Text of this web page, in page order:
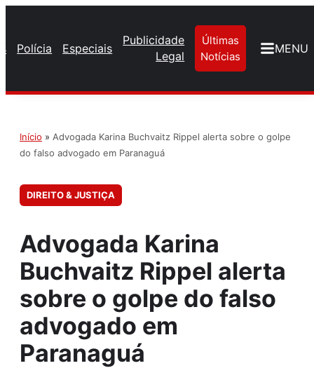
Polícia Especiais
Publicidade
Legal
Últimas
Notícias
MENU
Início » Advogada Karina Buchvaitz Rippel alerta sobre o golpe
do falso advogado em Paranaguá
DIREITO & JUSTIÇA
Advogada Karina
Buchvaitz Rippel alerta
sobre o golpe do falso
advogado em
Paranaguá